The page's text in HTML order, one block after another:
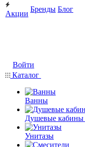
Акции
Бренды Блог
Войти
Каталог
Ванны
Душевые кабины
Унитазы